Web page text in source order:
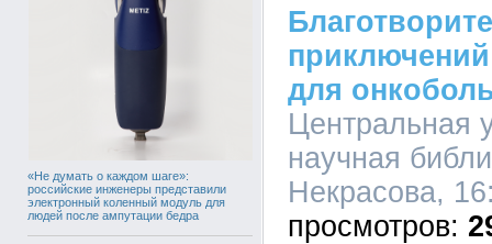
«Не думать о каждом шаге»:
российские инженеры представили
электронный коленный модуль для
людей после ампутации бедра
для
Центральная
научная
Некрасова,